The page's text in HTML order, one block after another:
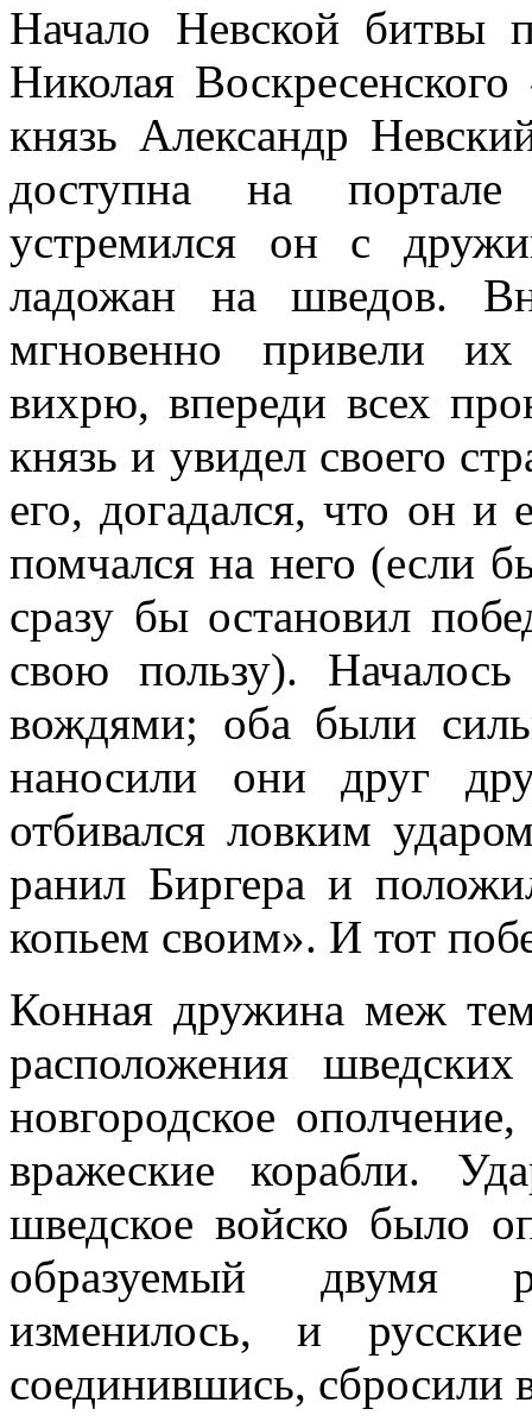
Начало Невской битвы
Николая
князь Александр
доступна на
устремился он с
ладожан на шведов.
мгновенно привели
вихрю, впереди всех
князь и увидел своего
его, догадался, что он и
помчался на него (если
сразу бы остановил
свою пользу).
вождями; оба были
наносили они друг
отбивался ловким
ранил Биргера и
копьем своим». И тот
Конная дружина меж
расположения
новгородское
вражеские корабли.
шведское войско было
образуемый двумя
изменилось, и
соединившись, сбросили